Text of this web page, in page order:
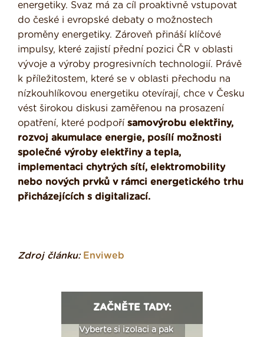
energetiky. Svaz má za cíl proaktivně vstupovat
do české i evropské debaty o možnostech
proměny energetiky. Zároveň přináší klíčové
impulsy, které zajistí přední pozici ČR v oblasti
vývoje a výroby progresivních technologií. Právě
k příležitostem, které se v oblasti přechodu na
nízkouhlíkovou energetiku otevírají, chce v Česku
vést širokou diskusi zaměřenou na prosazení
opatření, které podpoří samovýrobu elektřiny,
rozvoj akumulace energie, posílí možnosti
společné výroby elektřiny a tepla,
implementaci chytrých sítí, elektromobility
nebo nových prvků v rámci energetického trhu
přicházejících s digitalizací.
Zdroj článku: Enviweb
ZAČNĚTE TADY:
Vyberte si izolaci a pak